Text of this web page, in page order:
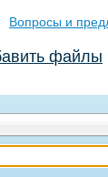
Вопросы и
файлы